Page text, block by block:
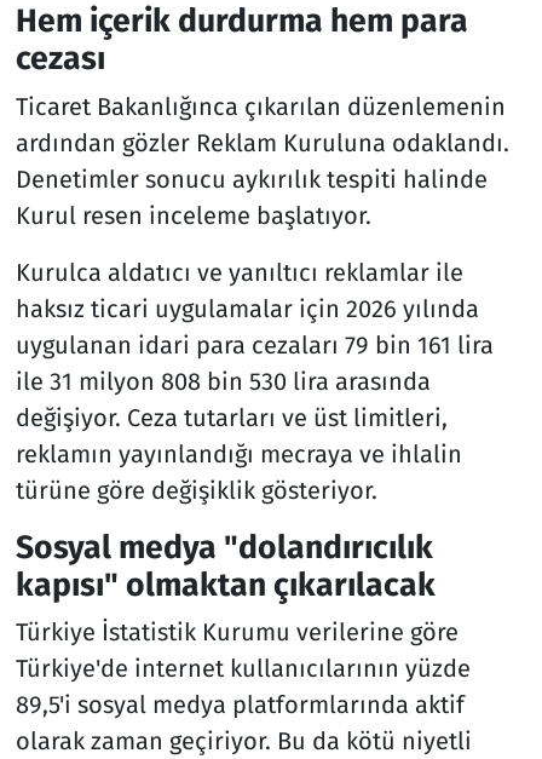
Hem içerik durdurma hem para
cezası
Ticaret Bakanlığınca çıkarılan düzenlemenin
ardından gözler Reklam Kuruluna odaklandı.
Denetimler sonucu aykırılık tespiti halinde
Kurul resen inceleme başlatıyor.
Kurulca aldatıcı ve yanıltıcı reklamlar ile
haksız ticari uygulamalar için 2026 yılında
uygulanan idari para cezaları 79 bin 161 lira
ile 31 milyon 808 bin 530 lira arasında
değişiyor. Ceza tutarları ve üst limitleri,
reklamın yayınlandığı mecraya ve ihlalin
türüne göre değişiklik gösteriyor.
Sosyal medya "dolandırıcılık
kapısı" olmaktan çıkarılacak
Türkiye İstatistik Kurumu verilerine göre
Türkiye'de internet kullanıcılarının yüzde
89,5'i sosyal medya platformlarında aktif
olarak zaman geçiriyor. Bu da kötü niyetli